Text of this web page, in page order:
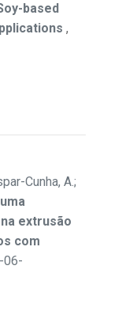
based
,
Cunha, A.;
extrusão
com
06-